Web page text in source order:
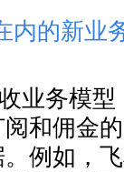
内的新业
业务模
和佣金
例如，